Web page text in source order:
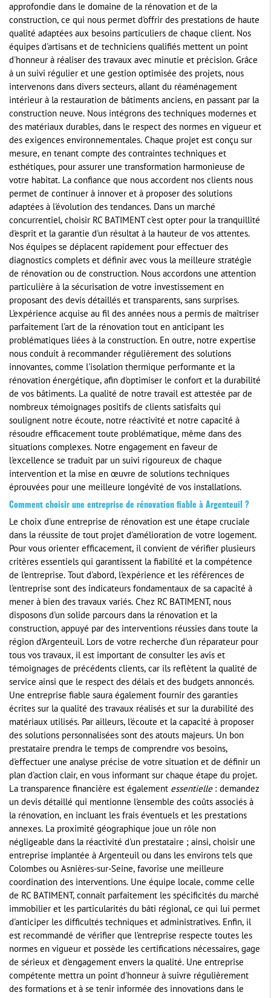
approfondie dans le domaine de la rénovation et de la
construction, ce qui nous permet d'offrir des prestations de haute
qualité adaptées aux besoins particuliers de chaque client. Nos
équipes d'artisans et de techniciens qualifiés mettent un point
d'honneur à réaliser des travaux avec minutie et précision. Grâce
à un suivi régulier et une gestion optimisée des projets, nous
intervenons dans divers secteurs, allant du réaménagement
intérieur à la restauration de bâtiments anciens, en passant par la
construction neuve. Nous intégrons des techniques modernes et
des matériaux durables, dans le respect des normes en vigueur et
des exigences environnementales. Chaque projet est conçu sur
mesure, en tenant compte des contraintes techniques et
esthétiques, pour assurer une transformation harmonieuse de
votre habitat. La confiance que nous accordent nos clients nous
permet de continuer à innover et à proposer des solutions
adaptées à l'évolution des tendances. Dans un marché
concurrentiel, choisir RC BATIMENT c'est opter pour la tranquillité
d'esprit et la garantie d'un résultat à la hauteur de vos attentes.
Nos équipes se déplacent rapidement pour effectuer des
diagnostics complets et définir avec vous la meilleure stratégie
de rénovation ou de construction. Nous accordons une attention
particulière à la sécurisation de votre investissement en
proposant des devis détaillés et transparents, sans surprises.
L'expérience acquise au fil des années nous a permis de maîtriser
parfaitement l'art de la rénovation tout en anticipant les
problématiques liées à la construction. En outre, notre expertise
nous conduit à recommander régulièrement des solutions
innovantes, comme l'isolation thermique performante et la
rénovation énergétique, afin d'optimiser le confort et la durabilité
de vos bâtiments. La qualité de notre travail est attestée par de
nombreux témoignages positifs de clients satisfaits qui
soulignent notre écoute, notre réactivité et notre capacité à
résoudre efficacement toute problématique, même dans des
situations complexes. Notre engagement en faveur de
l'excellence se traduit par un suivi rigoureux de chaque
intervention et la mise en œuvre de solutions techniques
éprouvées pour une meilleure longévité de vos installations.
Comment choisir une entreprise de rénovation fiable à Argenteuil ?
Le choix d'une entreprise de rénovation est une étape cruciale
dans la réussite de tout projet d'amélioration de votre logement.
Pour vous orienter efficacement, il convient de vérifier plusieurs
critères essentiels qui garantissent la fiabilité et la compétence
de l'entreprise. Tout d'abord, l'expérience et les références de
l'entreprise sont des indicateurs fondamentaux de sa capacité à
mener à bien des travaux variés. Chez RC BATIMENT, nous
disposons d'un solide parcours dans la rénovation et la
construction, appuyé par des interventions réussies dans toute la
région d'Argenteuil. Lors de votre recherche d'un réparateur pour
tous vos travaux, il est important de consulter les avis et
témoignages de précédents clients, car ils reflètent la qualité de
service ainsi que le respect des délais et des budgets annoncés.
Une entreprise fiable saura également fournir des garanties
écrites sur la qualité des travaux réalisés et sur la durabilité des
matériaux utilisés. Par ailleurs, l'écoute et la capacité à proposer
des solutions personnalisées sont des atouts majeurs. Un bon
prestataire prendra le temps de comprendre vos besoins,
d'effectuer une analyse précise de votre situation et de définir un
plan d'action clair, en vous informant sur chaque étape du projet.
La transparence financière est également essentielle: demandez
un devis détaillé qui mentionne l'ensemble des coûts associés à
la rénovation, en incluant les frais éventuels et les prestations
annexes. La proximité géographique joue un rôle non
négligeable dans la réactivité d'un prestataire ; ainsi, choisir une
entreprise implantée à Argenteuil ou dans les environs tels que
Colombes ou Asnières-sur-Seine, favorise une meilleure
coordination des interventions. Une équipe locale, comme celle
de RC BATIMENT, connaît parfaitement les spécificités du marché
immobilier et les particularités du bâti régional, ce qui lui permet
d'anticiper les difficultés techniques et administratives. Enfin, il
est recommandé de vérifier que l'entreprise respecte toutes les
normes en vigueur et possède les certifications nécessaires, gage
de sérieux et d'engagement envers la qualité. Une entreprise
compétente mettra un point d'honneur à suivre régulièrement
des formations et à se tenir informée des innovations dans le